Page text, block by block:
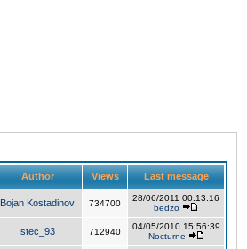
Author Views Last message
Bojan Kostadinov 734700
28/06/2011 00:13:16
bedzo
stec_93 712940
04/05/2010 15:56:39
Nocturne